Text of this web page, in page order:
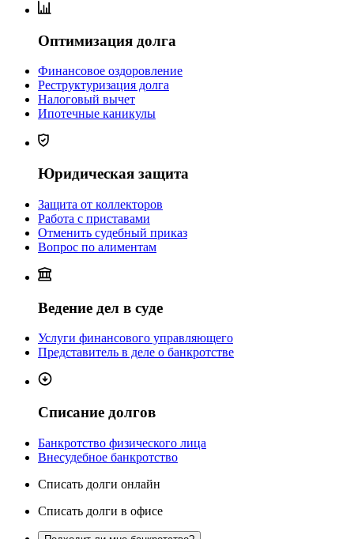
Оптимизация долга
Финансовое оздоровление
Реструктуризация долга
Налоговый вычет
Ипотечные каникулы
Юридическая защита
Защита от коллекторов
Работа с приставами
Отменить судебный приказ
Вопрос по алиментам
Ведение дел в суде
Услуги финансового управляющего
Представитель в деле о банкротстве
Списание долгов
Банкротство физического лица
Внесудебное банкротство
Списать долги онлайн
Списать долги в офисе